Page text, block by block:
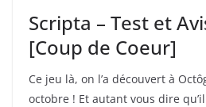
Scripta – Test et
[Coup de Coeur]
Ce jeu là, on l’a découvert à
octobre ! Et autant vous dire